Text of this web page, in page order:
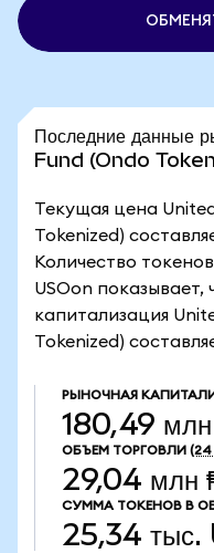
Последние
Fund (Ondo
Текущая цена
Tokenized)
Количество
USOon
капитализация
Tokenized)
РЫНОЧНАЯ
180,49
ОБЪЕМ ТОРГОВЛИ (24
29,04 млн
СУММА ТОКЕНОВ В
25,34 тыс.